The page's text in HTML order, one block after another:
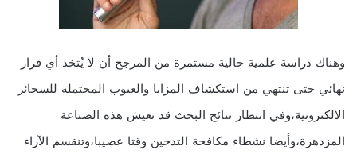
وهناك دراسة علمية حالية مستمرة من المرجح أن لا يُتخذ أي قرار
نهائي حتى تنتهي من استكشاف المزايا والعيوب المحتملة للسجائر
الالكترونية،وفي انتظار نتائج البحث قد تعيش هذه الصناعة
المزدهرة،وأيضا نشطاء مكافحة التدخين وقتا عصيبا،وتنقسم الآراء